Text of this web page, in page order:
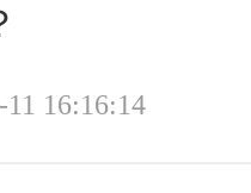
11 16:16:14